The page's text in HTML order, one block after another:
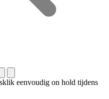
eenvoudig on hold tijdens